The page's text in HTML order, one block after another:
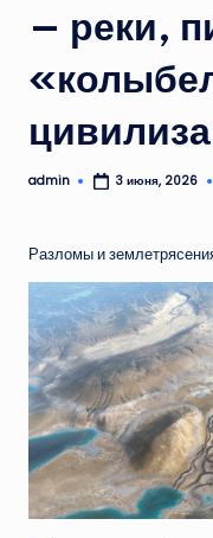
— реки,
Запись
admin 3 июня, 2026
Разломы и